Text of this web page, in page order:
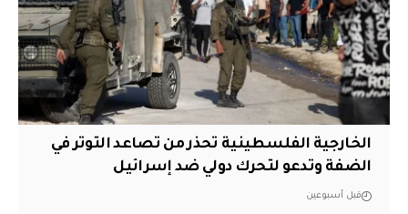
الخارجية الفلسطينية تحذر من تصاعد التوتر في
الضفة وتدعو لتحرك دولي ضد إسرائيل
قبل أسبوعين